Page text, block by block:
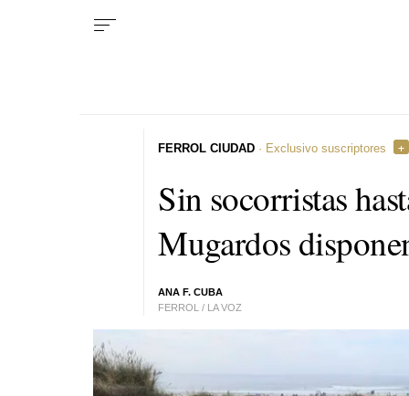
Sin socorristas
Mugardos
ANA F. CUBA
FERROL / LA VOZ
FERROL CIUDAD · Exclusivo suscriptores